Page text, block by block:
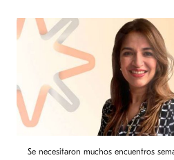
Se necesitaron muchos encuentros